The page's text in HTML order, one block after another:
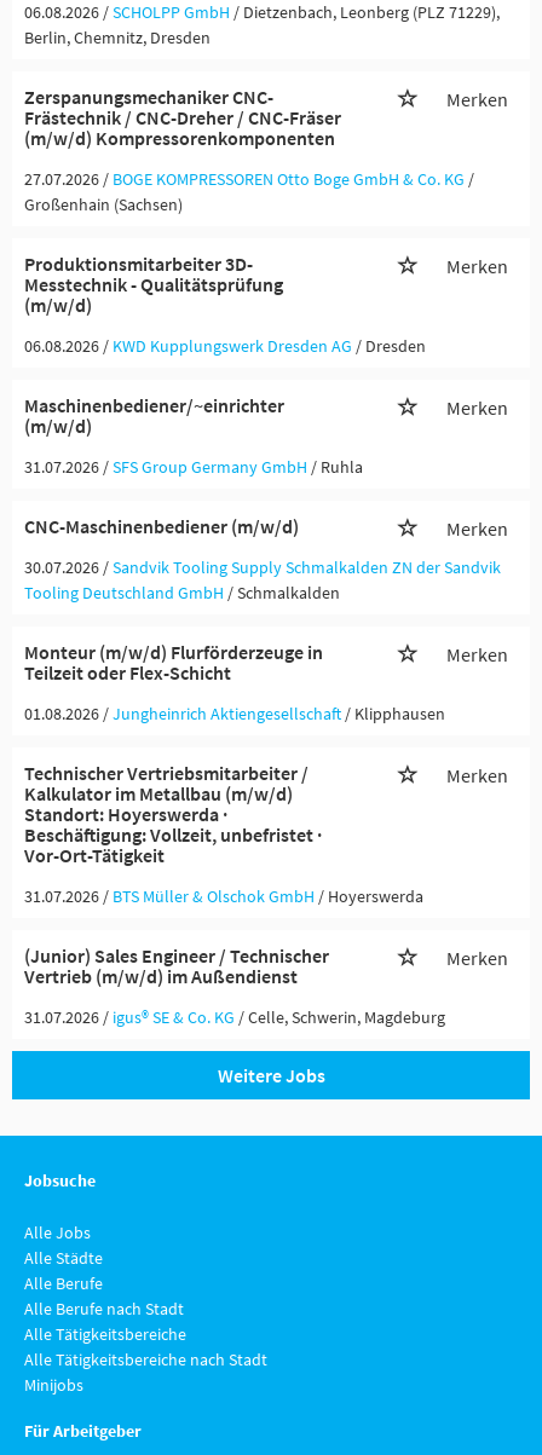
06.08.2026 /SCHOLPP GmbH / Dietzenbach, Leonberg (PLZ 71229),
Berlin, Chemnitz, Dresden
Zerspanungsmechaniker CNC-
Frästechnik / CNC-Dreher / CNC-Fräser
(m/w/d) Kompressorenkomponenten
Merken
27.07.2026 / BOGE KOMPRESSOREN Otto Boge GmbH & Co. KG /
Großenhain (Sachsen)
Produktionsmitarbeiter 3D-
Messtechnik - Qualitätsprüfung
(m/w/d)
Merken
06.08.2026 / KWD Kupplungswerk Dresden AG / Dresden
Maschinenbediener/~einrichter
(m/w/d)
Merken
31.07.2026 /SFS Group Germany GmbH / Ruhla
CNC-Maschinenbediener (m/w/d) Merken
30.07.2026 /Sandvik Tooling Supply Schmalkalden ZN der Sandvik
Tooling Deutschland GmbH / Schmalkalden
Monteur (m/w/d) Flurförderzeuge in
Teilzeit oder Flex-Schicht
Merken
01.08.2026 /Jungheinrich Aktiengesellschaft / Klipphausen
Technischer Vertriebsmitarbeiter /
Kalkulator im Metallbau (m/w/d)
Standort: Hoyerswerda ·
Beschäftigung: Vollzeit, unbefristet ·
Vor-Ort-Tätigkeit
Merken
31.07.2026 / BTS Müller & Olschok GmbH / Hoyerswerda
(Junior) Sales Engineer / Technischer
Vertrieb (m/w/d) im Außendienst
Merken
31.07.2026 / igus® SE & Co. KG / Celle, Schwerin, Magdeburg
Weitere Jobs
Jobsuche
Alle Jobs
Alle Städte
Alle Berufe
Alle Berufe nach Stadt
Alle Tätigkeitsbereiche
Alle Tätigkeitsbereiche nach Stadt
Minijobs
Für Arbeitgeber